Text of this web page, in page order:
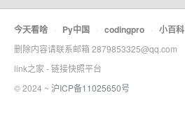
今天看啥 · Py中国 · codingpro · 小百科
删除内容请联系邮箱 2879853325@qq.com
link之家 - 链接快照平台
© 2024 ~ 沪ICP备11025650号